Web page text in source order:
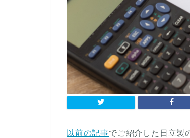
以前の記事でご紹介した日立製